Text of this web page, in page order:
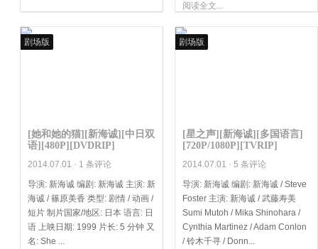
阅读全文...
剧场版
[她和她的猫][新海诚][中日双
语][480P][DVDRIP]
2014.07.01 · 1 条评论
导演: 新海诚 编剧: 新海诚 主演: 新
海诚 / 篠原美香 类型: 剧情 / 动画 /
短片 制片国家/地区: 日本 语言: 日
语 上映日期: 1999 片长: 5 分钟 又
名: She ...
剧场版
[星之声][新海诚][多国语言]
[720P/1080P][TVRIP]
2014.07.01 · 5 条评论
导演: 新海诚 编剧: 新海诚 / Steve
Foster 主演: 新海诚 / 武藤寿美
Sumi Mutoh / Mika Shinohara /
Cynthia Martinez / Adam Conlon
/ 铃木千寻 / Donn...